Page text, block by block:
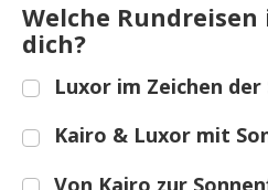
Welche
dich?
Luxor im Zeichen
Kairo & Luxor mit
Von Kairo zur